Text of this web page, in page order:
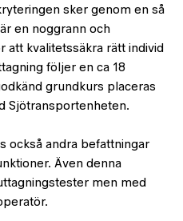
sker genom en så
en noggrann och
att kvalitetssäkra rätt individ
följer en ca 18
grundkurs placeras
Sjötransportenheten.
också andra befattningar
Även denna
men med